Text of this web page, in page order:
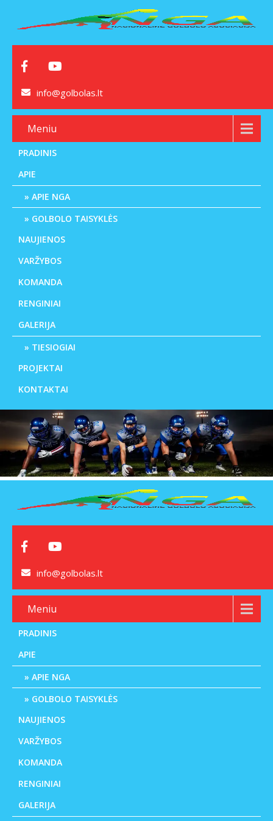
info@golbolas.lt
Meniu
PRADINIS
APIE
APIE NGA
GOLBOLO TAISYKLĖS
NAUJIENOS
VARŽYBOS
KOMANDA
RENGINIAI
GALERIJA
TIESIOGIAI
PROJEKTAI
KONTAKTAI
info@golbolas.lt
Meniu
PRADINIS
APIE
APIE NGA
GOLBOLO TAISYKLĖS
NAUJIENOS
VARŽYBOS
KOMANDA
RENGINIAI
GALERIJA